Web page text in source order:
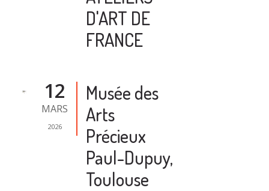
D'ART DE
FRANCE
12
MARS
2026
Musée des
Arts
Précieux
Paul-Dupuy,
Toulouse